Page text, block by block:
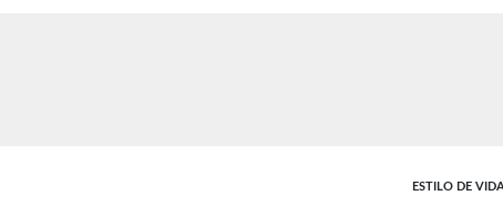
ESTILO DE